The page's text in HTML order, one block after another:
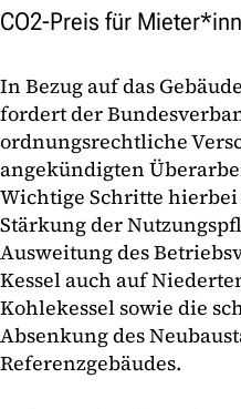
CO2-Preis für
In Bezug auf das
fordert der
ordnungsrechtliche
angekündigten
Wichtige Schritte
Stärkung der
Ausweitung des
Kessel auch auf
Kohlekessel sowie die
Absenkung des
Referenzgebäudes.